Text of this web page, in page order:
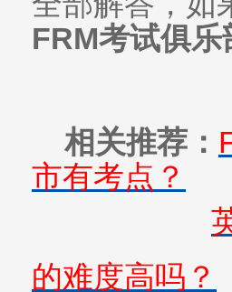
FRM考试俱乐
相关推荐：
市有考点？
的难度高吗？